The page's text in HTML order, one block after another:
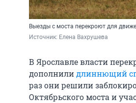
Выезды с моста перекроют для
Источник: Елена Вахрушева
В Ярославле власти
дополнилидлиннющий
раз они решили
Октябрьского моста и